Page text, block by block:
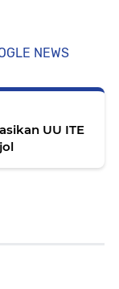
NEWS
UU ITE